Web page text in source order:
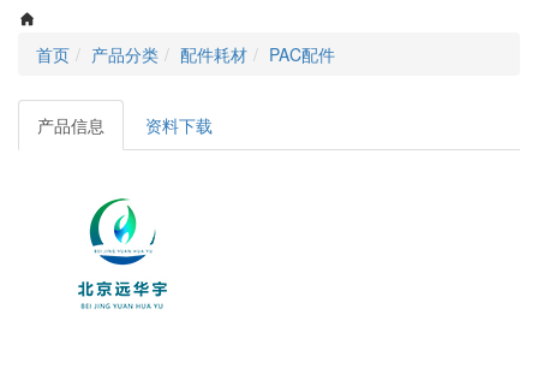
首页 产品分类 配件耗材 PAC配件
产品信息 资料下载